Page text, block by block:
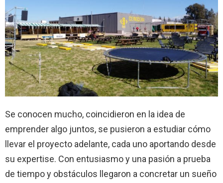
Se conocen mucho, coincidieron en la idea de
emprender algo juntos, se pusieron a estudiar cómo
llevar el proyecto adelante, cada uno aportando desde
su expertise. Con entusiasmo y una pasión a prueba
de tiempo y obstáculos llegaron a concretar un sueño